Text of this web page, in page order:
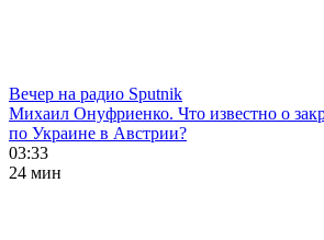
Вечер на радио Sputnik
Михаил Онуфриенко. Что известно о
по Украине в Австрии?
03:33
24 мин